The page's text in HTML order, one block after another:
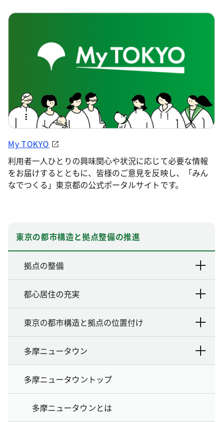
My TOKYO
利用者一人ひとりの興味関心や状況に応じて必要な情報
をお届けするとともに、皆様のご意見を反映し、「みん
なでつくる」東京都の公式ポータルサイトです。
東京の都市構造と拠点整備の推進
拠点の整備
都心居住の充実
東京の都市構造と拠点の位置付け
多摩ニュータウン
多摩ニュータウントップ
多摩ニュータウンとは